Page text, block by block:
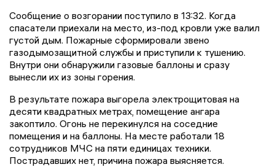
Сообщение о возгорании поступило в 13:32. Когда
спасатели приехали на место, из-под кровли уже валил
густой дым. Пожарные сформировали звено
газодымозащитной службы и приступили к тушению.
Внутри они обнаружили газовые баллоны и сразу
вынесли их из зоны горения.
В результате пожара выгорела электрощитовая на
десяти квадратных метрах, помещение ангара
закоптило. Огонь не перекинулся на соседние
помещения и на баллоны. На месте работали 18
сотрудников МЧС на пяти единицах техники.
Пострадавших нет, причина пожара выясняется.